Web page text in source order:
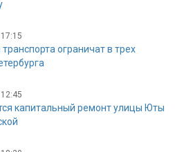
ограничат в трех
капитальный ремонт улицы Юты